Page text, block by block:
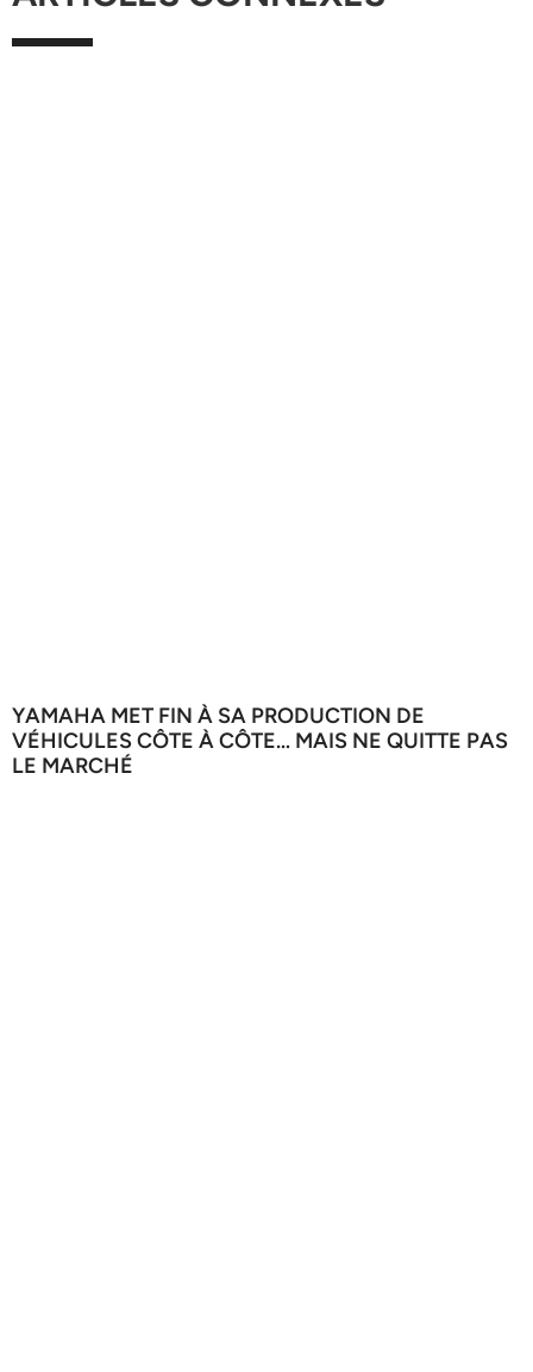
YAMAHA MET FIN À SA PRODUCTION DE
VÉHICULES CÔTE À CÔTE… MAIS NE QUITTE PAS
LE MARCHÉ